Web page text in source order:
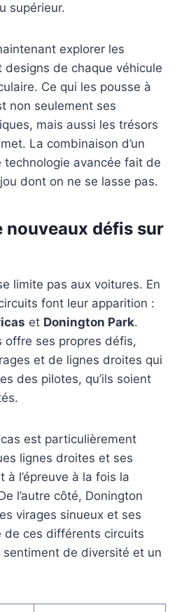
supérieur.
explorer les
de chaque véhicule
Ce qui les pousse à
non seulement ses
mais aussi les trésors
La combinaison d’un
technologie avancée fait de
dont on ne se lasse pas.
nouveaux défis sur
limite pas aux voitures. En
font leur apparition :
et Donington Park.
offre ses propres défis,
et de lignes droites qui
des pilotes, qu’ils soient
est particulièrement
lignes droites et ses
l’épreuve à la fois la
l’autre côté, Donington
virages sinueux et ses
de ces différents circuits
de diversité et un